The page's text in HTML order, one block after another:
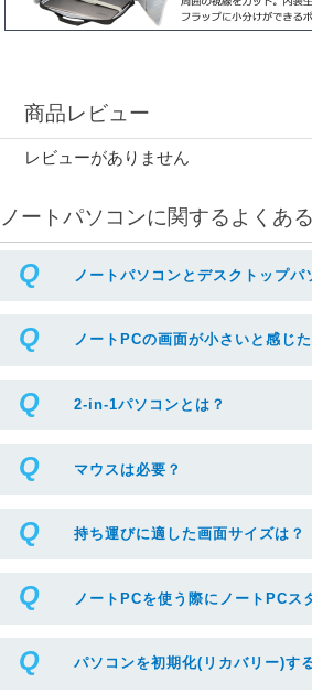
商品レビュー
レビューがありません
ノートパソコンに関するよくあ
ノートパソコンとデスクトップパ
ノートPCの画面が小さいと感じ
2-in-1パソコンとは？
マウスは必要？
持ち運びに適した画面サイズは？
ノートPCを使う際にノートPCス
パソコンを初期化(リカバリー)す